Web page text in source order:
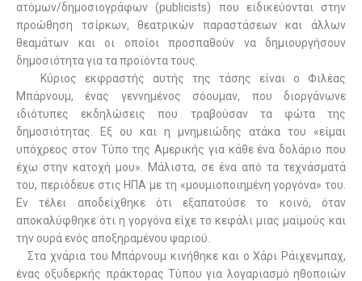
ατόμων/δημοσιογράφων (publicists) που ειδικεύονται στην
προώθηση τσίρκων, θεατρικών παραστάσεων και άλλων
θεαμάτων και οι οποίοι προσπαθούν να δημιουργήσουν
δημοσιότητα για τα προϊόντα τους.
Κύριος εκφραστής αυτής της τάσης είναι ο Φιλέας
Μπάρνουμ, ένας γεννημένος σόουμαν, που διοργάνωνε
ιδιότυπες εκδηλώσεις που τραβούσαν τα φώτα της
δημοσιότητας. Εξ ου και η μνημειώδης ατάκα του «είμαι
υπόχρεος στον Τύπο της Αμερικής για κάθε ένα δολάριο που
έχω στην κατοχή μου». Μάλιστα, σε ένα από τα τεχνάσματά
του, περιόδευε στις ΗΠΑ με τη «μουμιοποιημένη γοργόνα» του.
Εν τέλει αποδείχθηκε ότι εξαπατούσε το κοινό, όταν
αποκαλύφθηκε ότι η γοργόνα είχε το κεφάλι μιας μαϊμούς και
την ουρά ενός αποξηραμένου ψαριού.
Στα χνάρια του Μπάρνουμ κινήθηκε και ο Χάρι Ράιχενμπαχ,
ένας οξυδερκής πράκτορας Τύπου για λογαριασμό ηθοποιών